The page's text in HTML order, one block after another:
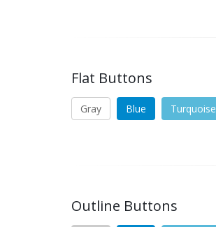
Flat Buttons
Gray Blue Turquoise
Outline Buttons